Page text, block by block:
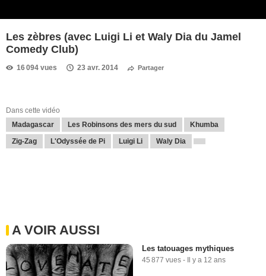
Les zèbres (avec Luigi Li et Waly Dia du Jamel
Comedy Club)
16 094 vues 23 avr. 2014 Partager
Dans cette vidéo
Madagascar
Les Robinsons des mers du sud Khumba
Zig-Zag L'Odyssée de Pi Luigi Li Waly Dia
A VOIR AUSSI
Les tatouages mythiques
45 877 vues - Il y a 12 ans